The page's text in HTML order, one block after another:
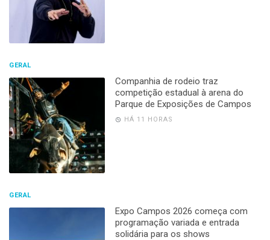
GERAL
Companhia de rodeio traz
competição estadual à arena do
Parque de Exposições de Campos
HÁ 11 HORAS
GERAL
Expo Campos 2026 começa com
programação variada e entrada
solidária para os shows